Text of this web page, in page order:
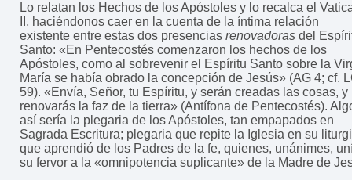
Lo relatan los Hechos de los Apóstoles y lo recalca el
II, haciéndonos caer en la cuenta de la íntima relación
existente entre estas dos presencias renovadoras del
Santo: «En Pentecostés comenzaron los hechos de los
Apóstoles, como al sobrevenir el Espíritu Santo sobre la
María se había obrado la concepción de Jesús» (AG 4; cf.
59). «Envía, Señor, tu Espíritu, y serán creadas las cosas, y
renovarás la faz de la tierra» (Antífona de Pentecostés).
así sería la plegaria de los Apóstoles, tan empapados en
Sagrada Escritura; plegaria que repite la Iglesia en su
que aprendió de los Padres de la fe, quienes, unánimes,
su fervor a la «omnipotencia suplicante» de la Madre de